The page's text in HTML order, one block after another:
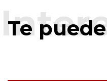
Te puede